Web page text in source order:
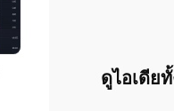
ดูไอเดีย